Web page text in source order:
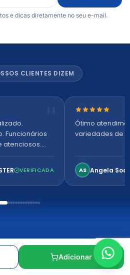
e dicas diretamente no seu e-mail.
CLIENTES DIZEM
Funcionários
atenciosos.
VERIFICADA
Nota 5 de 5
Ótimo
variedades de
AS Angela
Adicionar